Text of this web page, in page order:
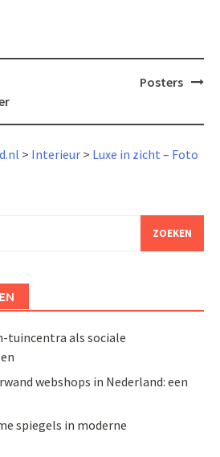
Posters
> Interieur > Luxe in zicht – Foto
tuincentra als sociale
webshops in Nederland: een
spiegels in moderne